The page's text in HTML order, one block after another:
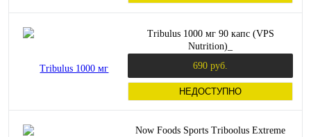
Tribulus 1000 мг 90 капс (VPS
Nutrition)_
690 руб.
НЕДОСТУПНО
Now Foods Sports Triboolus Extreme